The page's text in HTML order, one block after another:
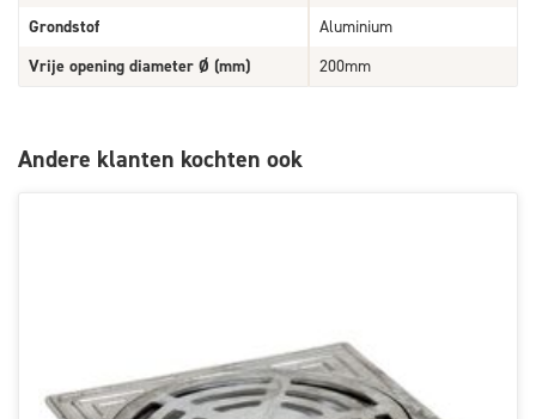
Grondstof
Aluminium
Vrije opening diameter Ø (mm)
200mm
Andere klanten kochten ook